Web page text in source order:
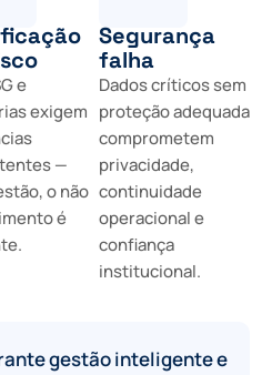
e
exigem
—
o não
é
Segurança
falha
Dados críticos sem
proteção adequada
comprometem
privacidade,
continuidade
operacional e
confiança
institucional.
gestão inteligente e